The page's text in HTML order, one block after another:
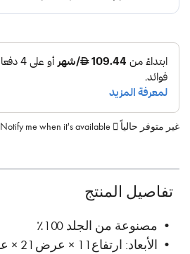
غير متوفر حالياً Notify me when it's available
تفاصيل المنتج
• مصنوعة من الجلد 100٪
• الأبعاد: ارتفاع 11 × عرض 21 × عمق 11 (سم)